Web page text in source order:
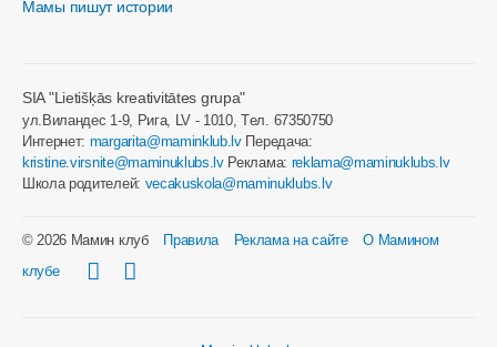
Мамы пишут истории
SIA "Lietišķās kreativitātes grupa"
ул.Виландес 1-9, Рига, LV - 1010, Tел. 67350750
Интернет: margarita@maminklub.lvПередача:
kristine.virsnite@maminuklubs.lvРеклама: reklama@maminuklubs.lv
Школа родителей: vecakuskola@maminuklubs.lv
© 2026 Мамин клуб Правила Реклама на сайте
О Мамином
клубе